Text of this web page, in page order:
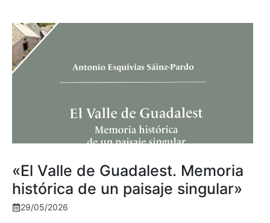
«El Valle de Guadalest. Memoria
histórica de un paisaje singular»
29/05/2026